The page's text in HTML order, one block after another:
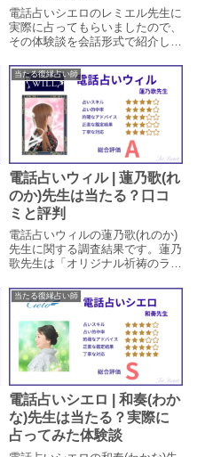
電話占いシエロのレミエル先生に
実際に占ってもらいましたので、
その体験談を会話形式で紹介しま
ションとカードを使った鑑定をす
る先生で、今回は調査員の復縁相
談を視て頂きました。
当たる復縁占い師
電話占いウィル | 蓮乃歌(れ
のか)先生は当たる？口コ
ミと評判
電話占いウィルの蓮乃歌(れのか)
先生に関する調査結果です。蓮乃
歌先生は「オリジナル祈祷のラベ
い師です。蓮乃歌先生の特徴や鑑
定方法、口コミでの評判による占
い的中率を調査しています。口コ
ミから鑑定時の対応についても見
ていきます。
当たる復縁占い師
電話占いシエロ | 和奏(わか
な)先生は当たる？実際に
占ってみた体験談